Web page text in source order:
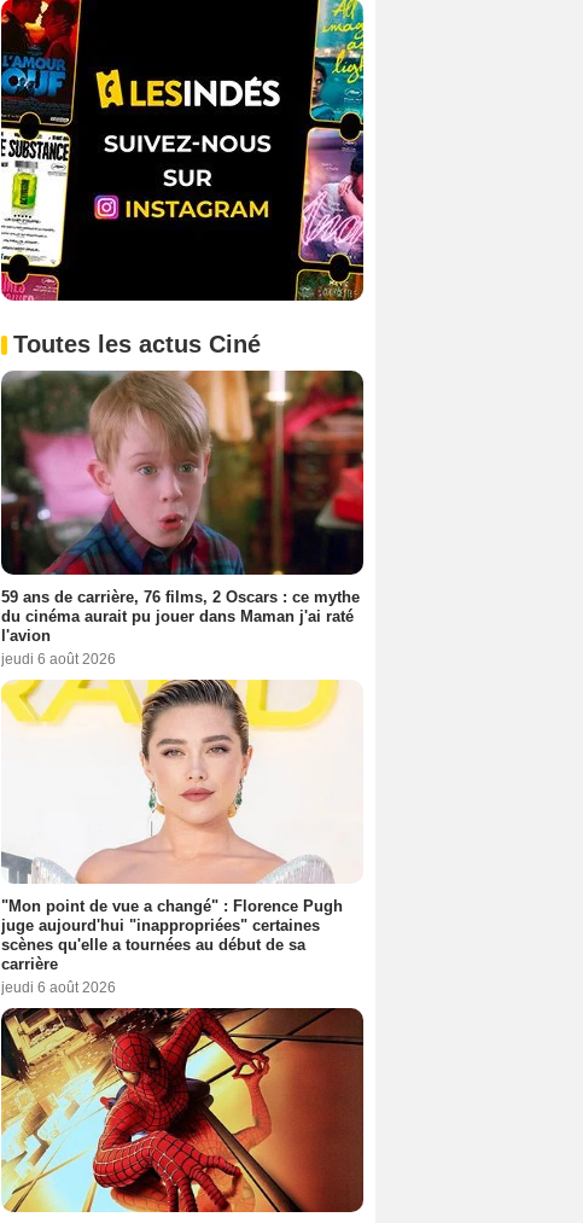
Toutes les actus Ciné
59 ans de carrière, 76 films, 2 Oscars : ce mythe
du cinéma aurait pu jouer dans Maman j'ai raté
l'avion
jeudi 6 août 2026
"Mon point de vue a changé" : Florence Pugh
juge aujourd'hui "inappropriées" certaines
scènes qu'elle a tournées au début de sa
carrière
jeudi 6 août 2026